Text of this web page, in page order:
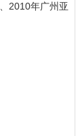
2010年广州亚